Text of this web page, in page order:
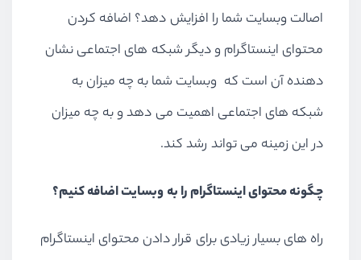
اصالت وبسایت شما را افزایش دهد؟ اضافه کردن
محتوای اینستاگرام و دیگر شبکه های اجتماعی نشان
دهنده آن است که وبسایت شما به چه میزان به
شبکه های اجتماعی اهمیت می دهد و به چه میزان
در این زمینه می تواند رشد کند.
چگونه محتوای اینستاگرام را به وبسایت اضافه کنیم؟
راه های بسیار زیادی برای قرار دادن محتوای اینستاگرام